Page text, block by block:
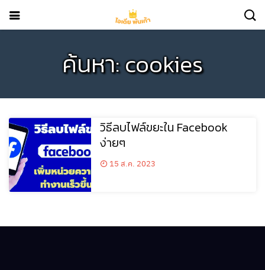
ค้นหา: cookies
วิธีลบไฟล์ขยะใน Facebook
ง่ายๆ
15 ส.ค. 2023